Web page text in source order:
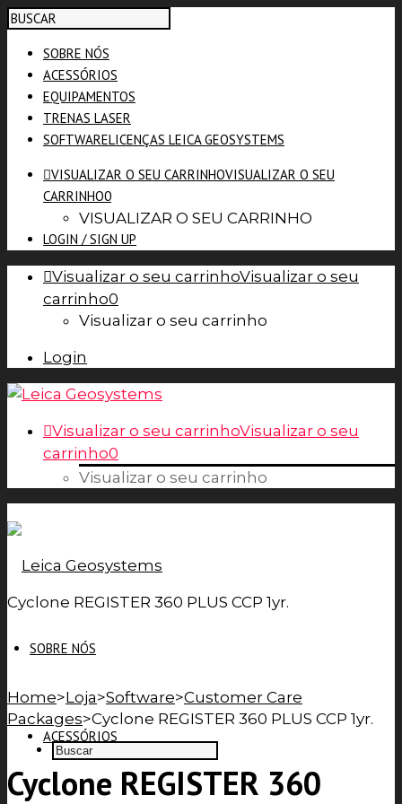
SOBRE NÓS
ACESSÓRIOS
EQUIPAMENTOS
TRENAS LASER
SOFTWARELICENÇAS LEICA GEOSYSTEMS
VISUALIZAR O SEU CARRINHOVISUALIZAR O SEU
CARRINHO0
VISUALIZAR O SEU CARRINHO
LOGIN / SIGN UP
Visualizar o seu carrinhoVisualizar o seu
carrinho0
Visualizar o seu carrinho
Login
Visualizar o seu carrinhoVisualizar o seu
carrinho0
Visualizar o seu carrinho
SOBRE NÓS
ACESSÓRIOS
Cyclone REGISTER 360 PLUS CCP 1yr.
Home>Loja>Software>Customer Care
Packages>Cyclone REGISTER 360 PLUS CCP 1yr.
Cyclone REGISTER 360